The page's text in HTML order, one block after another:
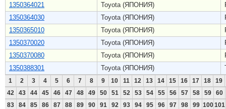
1350364021
Toyota (ЯПОНИЯ)
1350364030
Toyota (ЯПОНИЯ)
1350365010
Toyota (ЯПОНИЯ)
1350370020
Toyota (ЯПОНИЯ)
1350370080
Toyota (ЯПОНИЯ)
1350388301
Toyota (ЯПОНИЯ)
1 2 3 4 5 6 7 8 9 10 11 12 13 14 15 16 17 18
19
42
43 44 45 46 47 48 49 50 51 52 53 54 55 56 57 58 59
60
83
84 85 86 87 88 89 90 91 92 93 94 95 96 97 98 99 100101